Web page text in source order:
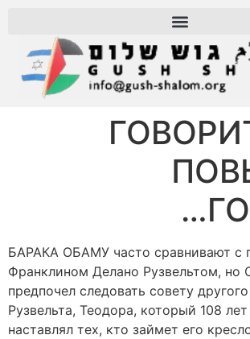
БАРАКА ОБАМУ часто сравнивают с
Франклином Делано Рузвельтом, но
предпочел следовать совету
Рузвельта, Теодора, который 108 лет
наставлял тех, кто займет его